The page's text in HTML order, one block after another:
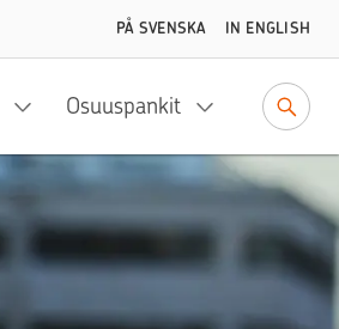
PÅ SVENSKA IN ENGLISH
Osuuspankit